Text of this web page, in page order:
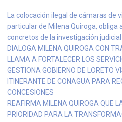
La colocación ilegal de cámaras de
particular de Milena Quiroga, obliga
concretos de la investigación judicial
DIALOGA MILENA QUIROGA CON
LLAMA A FORTALECER LOS
GESTIONA GOBIERNO DE LORETO
ITINERANTE DE CONAGUA PARA
CONCESIONES
REAFIRMA MILENA QUIROGA QUE
PRIORIDAD PARA LA